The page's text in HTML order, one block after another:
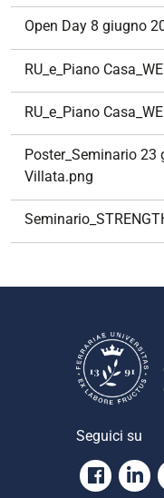
Open Day 8 giugno
RU_e_Piano
RU_e_Piano
Poster_Seminario 23
Villata.png
Seguici su